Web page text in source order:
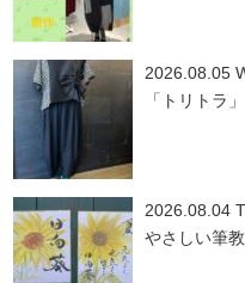
2026.08.05
「トリトラ
2026.08.04
やさしい筆